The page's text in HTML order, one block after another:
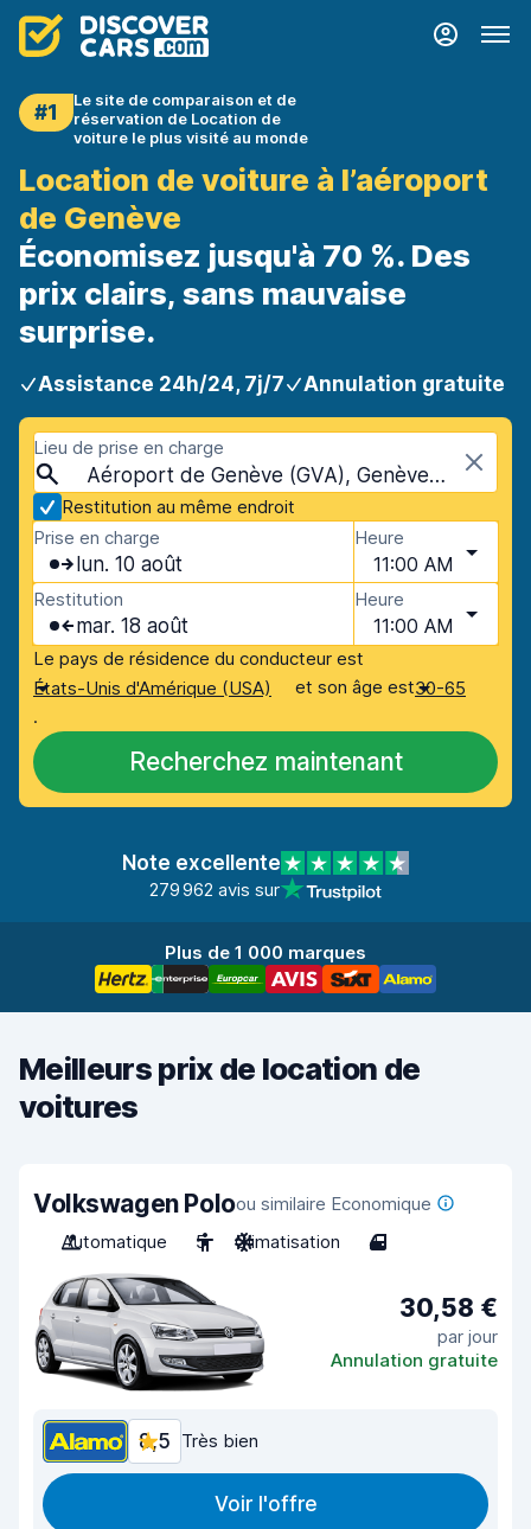
#1
Le site de comparaison et de
réservation de Location de
voiture le plus visité au monde
Location de voiture à l’aéroport
de Genève
Économisez jusqu'à 70 %. Des
prix clairs, sans mauvaise
surprise.
Assistance 24h/24, 7j/7 Annulation gratuite
Lieu de prise en charge
Aéroport de Genève (GVA), Genève, Suisse
Restitution au même endroit
Prise en charge
lun. 10 août
Heure
11:00 AM
Restitution
mar. 18 août
Heure
11:00 AM
Le pays de résidence du conducteur est
États-Unis d'Amérique (USA)
et son âge est30-65
.
Recherchez maintenant
Note excellente
279 962 avis sur
Plus de 1 000 marques
Meilleurs prix de location de
voitures
Volkswagen Poloou similaire Economique
Automatique
5 Climatisation 4
30,58 €
par jour
Annulation gratuite
8,5 Très bien
Voir l'offre